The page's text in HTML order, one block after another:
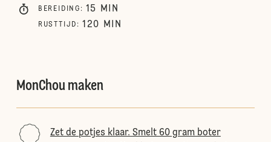
BEREIDING : 15 MIN
RUSTTIJD : 120 MIN
MonChou maken
Zet de potjes klaar. Smelt 60 gram boter